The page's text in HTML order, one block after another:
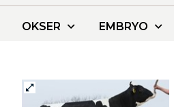
OKSER EMBRYO